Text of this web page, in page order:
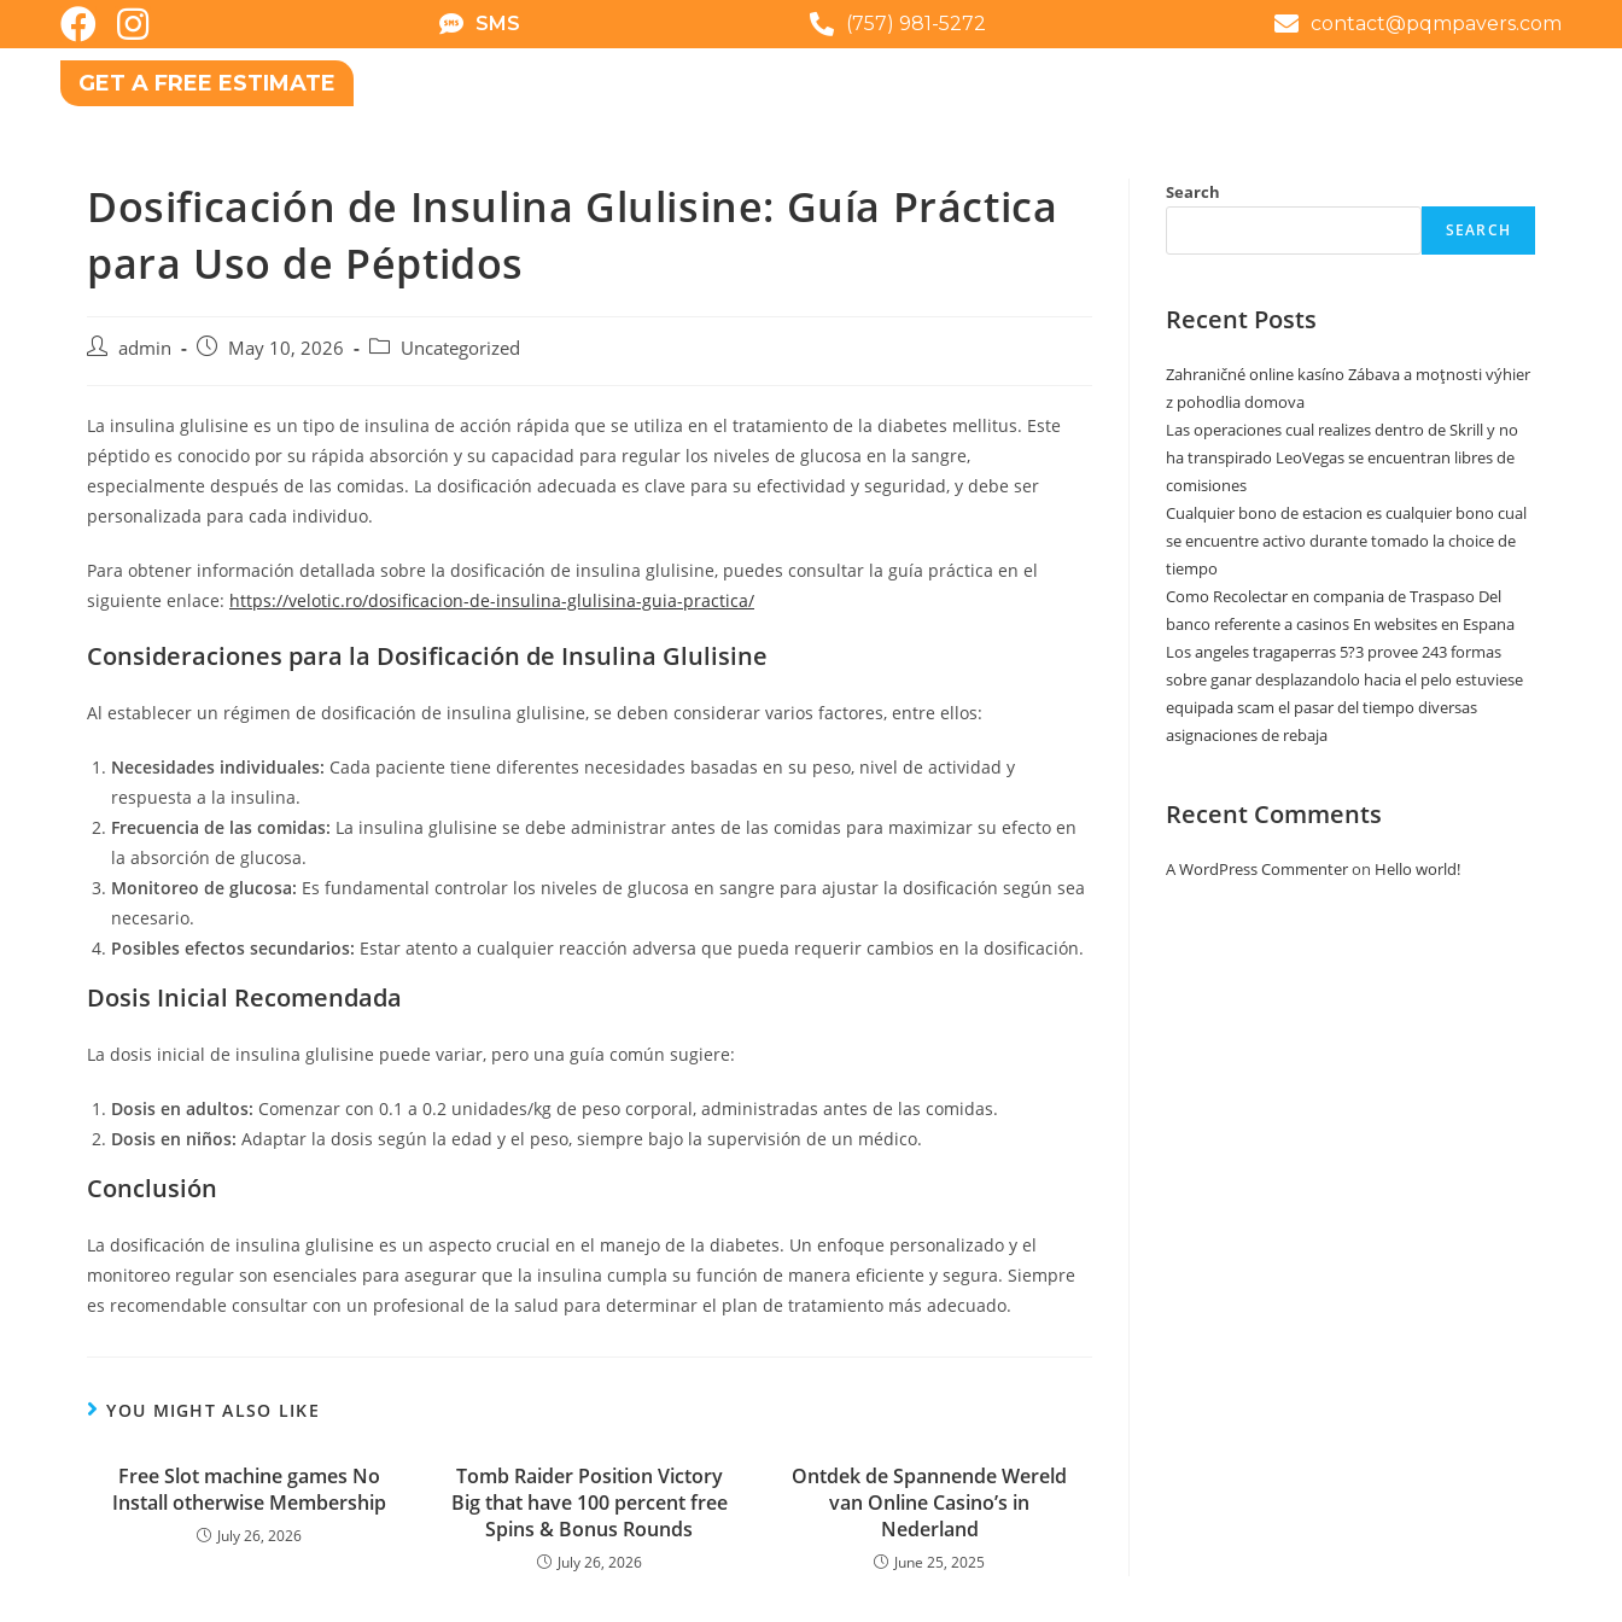
SMS (757) 981-5272 contact@pqmpavers.com
GET A FREE ESTIMATE
Dosificación de Insulina Glulisine: Guía Práctica
para Uso de Péptidos
admin May 10, 2026 Uncategorized
La insulina glulisine es un tipo de insulina de acción rápida que se utiliza en el tratamiento de la diabetes mellitus. Este
péptido es conocido por su rápida absorción y su capacidad para regular los niveles de glucosa en la sangre,
especialmente después de las comidas. La dosificación adecuada es clave para su efectividad y seguridad, y debe ser
personalizada para cada individuo.
Para obtener información detallada sobre la dosificación de insulina glulisine, puedes consultar la guía práctica en el
siguiente enlace: https://velotic.ro/dosificacion-de-insulina-glulisina-guia-practica/
Consideraciones para la Dosificación de Insulina Glulisine
Al establecer un régimen de dosificación de insulina glulisine, se deben considerar varios factores, entre ellos:
Necesidades individuales: Cada paciente tiene diferentes necesidades basadas en su peso, nivel de actividad y
respuesta a la insulina.
Frecuencia de las comidas: La insulina glulisine se debe administrar antes de las comidas para maximizar su efecto en
la absorción de glucosa.
Monitoreo de glucosa: Es fundamental controlar los niveles de glucosa en sangre para ajustar la dosificación según sea
necesario.
Posibles efectos secundarios: Estar atento a cualquier reacción adversa que pueda requerir cambios en la dosificación.
Dosis Inicial Recomendada
La dosis inicial de insulina glulisine puede variar, pero una guía común sugiere:
Dosis en adultos: Comenzar con 0.1 a 0.2 unidades/kg de peso corporal, administradas antes de las comidas.
Dosis en niños: Adaptar la dosis según la edad y el peso, siempre bajo la supervisión de un médico.
Conclusión
La dosificación de insulina glulisine es un aspecto crucial en el manejo de la diabetes. Un enfoque personalizado y el
monitoreo regular son esenciales para asegurar que la insulina cumpla su función de manera eficiente y segura. Siempre
es recomendable consultar con un profesional de la salud para determinar el plan de tratamiento más adecuado.
YOU MIGHT ALSO LIKE
Free Slot machine games No
Install otherwise Membership
July 26, 2026
Tomb Raider Position Victory
Big that have 100 percent free
Spins & Bonus Rounds
July 26, 2026
Ontdek de Spannende Wereld
van Online Casino’s in
Nederland
June 25, 2025
Search
SEARCH
Recent Posts
Zahraničné online kasíno Zábava a moţnosti výhier
z pohodlia domova
Las operaciones cual realizes dentro de Skrill y no
ha transpirado LeoVegas se encuentran libres de
comisiones
Cualquier bono de estacion es cualquier bono cual
se encuentre activo durante tomado la choice de
tiempo
Como Recolectar en compania de Traspaso Del
banco referente a casinos En websites en Espana
Los angeles tragaperras 5?3 provee 243 formas
sobre ganar desplazandolo hacia el pelo estuviese
equipada scam el pasar del tiempo diversas
asignaciones de rebaja
Recent Comments
A WordPress Commenteron Hello world!